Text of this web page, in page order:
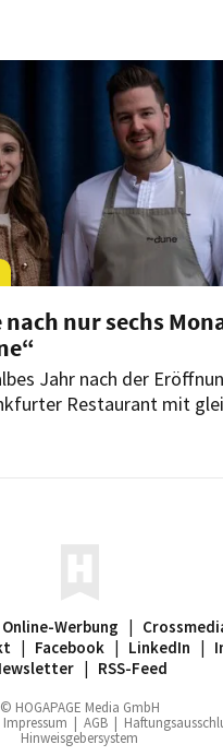
Madsen und seinem
mit präzisem
nach nur sechs
Jahr nach der
Restaurant mit
Online-Werbung |
| Facebook | LinkedIn |
| RSS-Feed
© HOGAPAGE Media GmbH
Impressum | AGB |
Hinweisgebersystem